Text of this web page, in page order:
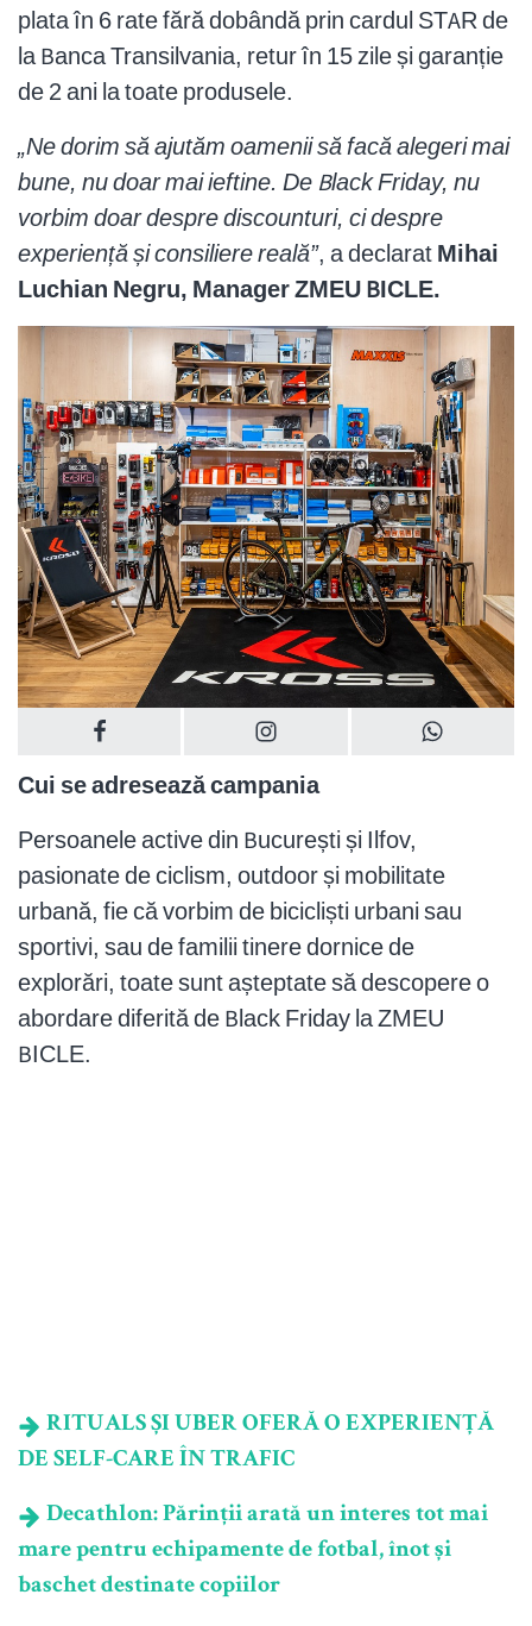
plata în 6 rate fără dobândă prin cardul STAR de
la Banca Transilvania, retur în 15 zile și garanție
de 2 ani la toate produsele.
„Ne dorim să ajutăm oamenii să facă alegeri mai
bune, nu doar mai ieftine. De Black Friday, nu
vorbim doar despre discounturi, ci despre
experiență și consiliere reală”, a declarat Mihai
Luchian Negru, Manager ZMEU BICLE.
Cui se adresează campania
Persoanele active din București și Ilfov,
pasionate de ciclism, outdoor și mobilitate
urbană, fie că vorbim de bicicliști urbani sau
sportivi, sau de familii tinere dornice de
explorări, toate sunt așteptate să descopere o
abordare diferită de Black Friday la ZMEU
BICLE.
RITUALS ȘI UBER OFERĂ O EXPERIENȚĂ
DE SELF-CARE ÎN TRAFIC
Decathlon: Părinții arată un interes tot mai
mare pentru echipamente de fotbal, înot și
baschet destinate copiilor